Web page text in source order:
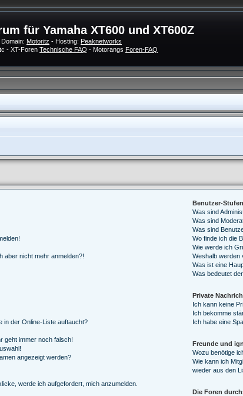
für Yamaha XT600 und XT600Z
Motoritz - Hosting: Peaknetworks
- XT-Foren Technische FAQ - Motorangs Foren-FAQ
aber nicht mehr anmelden?!
in der Online-Liste auftaucht?
geht immer noch falsch!
angezeigt werden?
werde ich aufgefordert, mich anzumelden.
Benutzer-
Was sind
Was sind
Was sind
Wo finde ich die
Wie werde ich
Weshalb werden
Was ist eine
Was bedeutet
Private
Ich kann keine
Ich bekomme
Ich habe eine
Freunde und
Wozu benötige
Wie kann ich
wieder aus den
Die Foren